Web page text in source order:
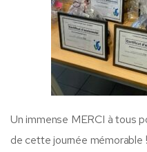
Un immense MERCI à tous
de cette journée